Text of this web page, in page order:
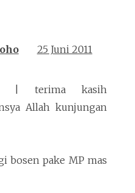
25 Juni 2011
| terima kasih
Allah kunjungan
bosen pake MP mas